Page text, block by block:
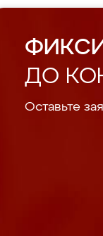
ДО
Оставьте